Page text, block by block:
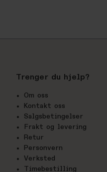
Trenger du hjelp?
Om oss
Kontakt oss
Salgsbetingelser
Frakt og levering
Retur
Personvern
Verksted
Timebestilling